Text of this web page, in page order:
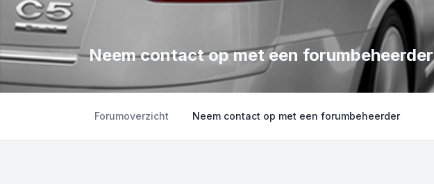
Neem contact op met een forumbeheerder
Forumoverzicht Neem contact op met een forumbeheerder